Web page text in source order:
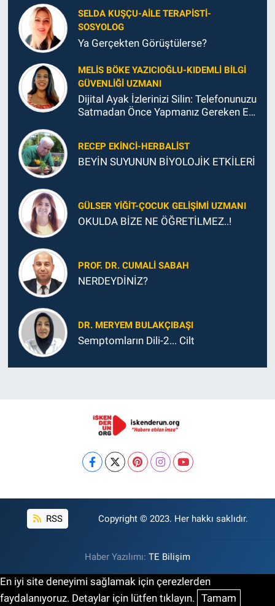
SELDA KUŞÇU-AILE TERAPISTI-
SOSYOLOG
Ya Gerçekten Görüştülerse?
MELIS BÖKE YAZICIOĞLU-KIDEMLI BILGI
GÜVENLIĞI UZMANI
Dijital Ayak İzlerinizi Silin: Telefonunuzu
Satmadan Önce Yapmanız Gereken En
RECEP EKINCI-HERBALIST
BEYİN SUYUNUN BİYOLOJİK ETKİLERİ
GÜLSER YIĞIT-ÇOCUK GELIŞIMI UZMANI
OKULDA BİZE NE ÖĞRETİLMEZ..!
PROF. DR. CUMALI SABAH
NERDEYDİNİZ?
DR. MERYEM BULAKÇIBAŞI
Semptomların Dili-2... Cilt
RSS Copyright © 2023. Her hakkı saklıdır.
Haber Yazılımı: TE Bilişim
En iyi site deneyimi sağlamak için çerezlerden
faydalanıyoruz. Detaylar için lütfen tıklayın. Tamam